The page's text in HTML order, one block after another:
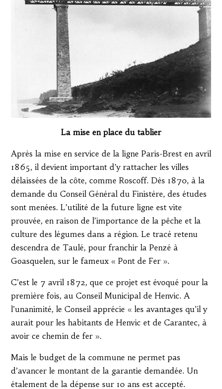
La mise en place du tablier
Après la mise en service de la ligne Paris-Brest en avril
1865, il devient important d’y rattacher les villes
délaissées de la côte, comme Roscoff. Dès 1870, à la
demande du Conseil Général du Finistère, des études
sont menées. L’utilité de la future ligne est vite
prouvée, en raison de l’importance de la pêche et la
culture des légumes dans a région. Le tracé retenu
descendra de Taulé, pour franchir la Penzé à
Goasquelen, sur le fameux « Pont de Fer ».
C’est le 7 avril 1872, que ce projet est évoqué pour la
première fois, au Conseil Municipal de Henvic. A
l’unanimité, le Conseil apprécie « les avantages qu’il y
aurait pour les habitants de Henvic et de Carantec, à
avoir ce chemin de fer ».
Mais le budget de la commune ne permet pas
d’avancer le montant de la garantie demandée. Un
étalement de la dépense sur 10 ans est accepté.